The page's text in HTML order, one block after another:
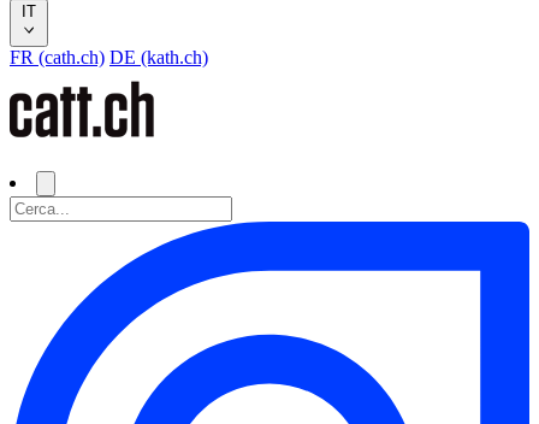
IT
FR (cath.ch) DE (kath.ch)